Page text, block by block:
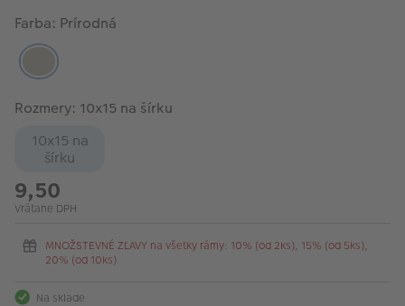
Farba: Prírodná
Rozmery: 10x15 na šírku
10x15 na
šírku
9,50
Vrátane DPH
MNOŽSTEVNÉ ZĽAVY na všetky rámy: 10% (od 2ks), 15% (od 5ks),
20% (od 10ks)
Na sklade